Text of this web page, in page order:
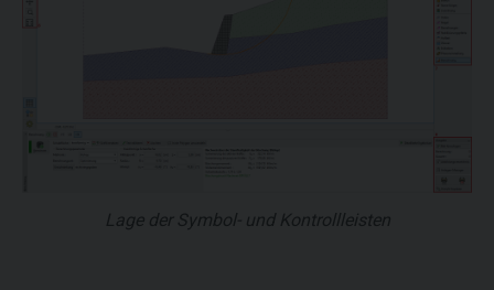
Lage der Symbol- und Kontrollleisten